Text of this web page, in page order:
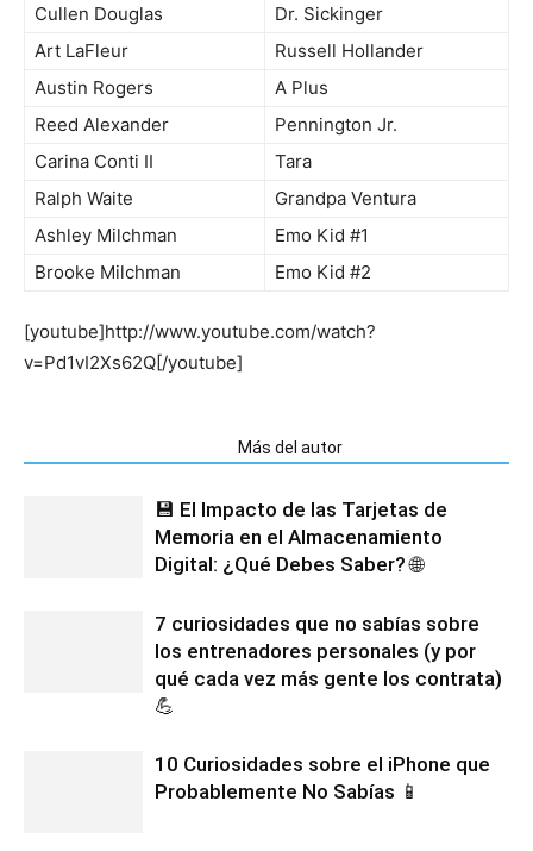
Cullen Douglas
Dr. Sickinger
Art LaFleur
Russell Hollander
Austin Rogers
A Plus
Reed Alexander
Pennington Jr.
Carina Conti II
Tara
Ralph Waite
Grandpa Ventura
Ashley Milchman
Emo Kid #1
Brooke Milchman
Emo Kid #2
[youtube]http://www.youtube.com/watch?
v=Pd1vI2Xs62Q[/youtube]
Más del autor
💾 El Impacto de las Tarjetas de
Memoria en el Almacenamiento
Digital: ¿Qué Debes Saber? 🌐
7 curiosidades que no sabías sobre
los entrenadores personales (y por
qué cada vez más gente los contrata)
💪
10 Curiosidades sobre el iPhone que
Probablemente No Sabías 📱